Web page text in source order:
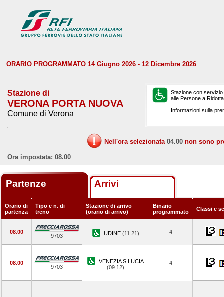
ORARIO PROGRAMMATO 14 Giugno 2026 - 12 Dicembre 2026
Stazione di
VERONA PORTA NUOVA
Comune di Verona
Stazione con
alle Persone a
Informazioni sulla
Nell'ora selezionata 04.00 non sono
Ora impostata: 08.00
Partenze Arrivi
Orario di
partenza
Tipo e n. di
treno
Stazione di arrivo
(orario di arrivo)
Binario
programmato
Classi e
08.00
9703 UDINE (11.21) 4
08.00
9703
VENEZIA S.LUCIA
(09.12)
4